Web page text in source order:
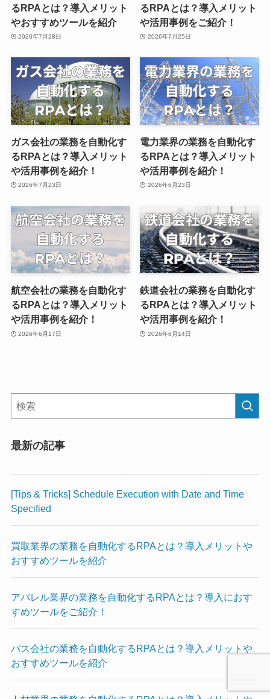
るRPAとは？導入メリット
やおすすめツールを紹介
2026年7月28日
るRPAとは？導入メリット
や活用事例をご紹介！
2026年7月25日
ガス会社の業務を自動化す
るRPAとは？導入メリット
や活用事例を紹介！
2026年7月23日
電力業界の業務を自動化す
るRPAとは？導入メリット
や活用事例を紹介！
2026年6月23日
航空会社の業務を自動化す
るRPAとは？導入メリット
や活用事例を紹介！
2026年6月17日
鉄道会社の業務を自動化す
るRPAとは？導入メリット
や活用事例を紹介！
2026年6月14日
最新の記事
[Tips & Tricks] Schedule Execution with Date and Time
Specified
買取業界の業務を自動化するRPAとは？導入メリットや
おすすめツールを紹介
アパレル業界の業務を自動化するRPAとは？導入におす
すめツールをご紹介！
バス会社の業務を自動化するRPAとは？導入メリットや
おすすめツールを紹介